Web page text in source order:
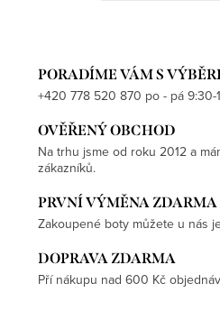
PORADÍME VÁM S
+420 778 520 870 po - pá 9:30-
OVĚŘENÝ OBCHOD
Na trhu jsme od roku 2012 a
zákazníků.
PRVNÍ VÝMĚNA ZDARMA
Zakoupené boty můžete u nás
DOPRAVA ZDARMA
Pří nákupu nad 600 Kč